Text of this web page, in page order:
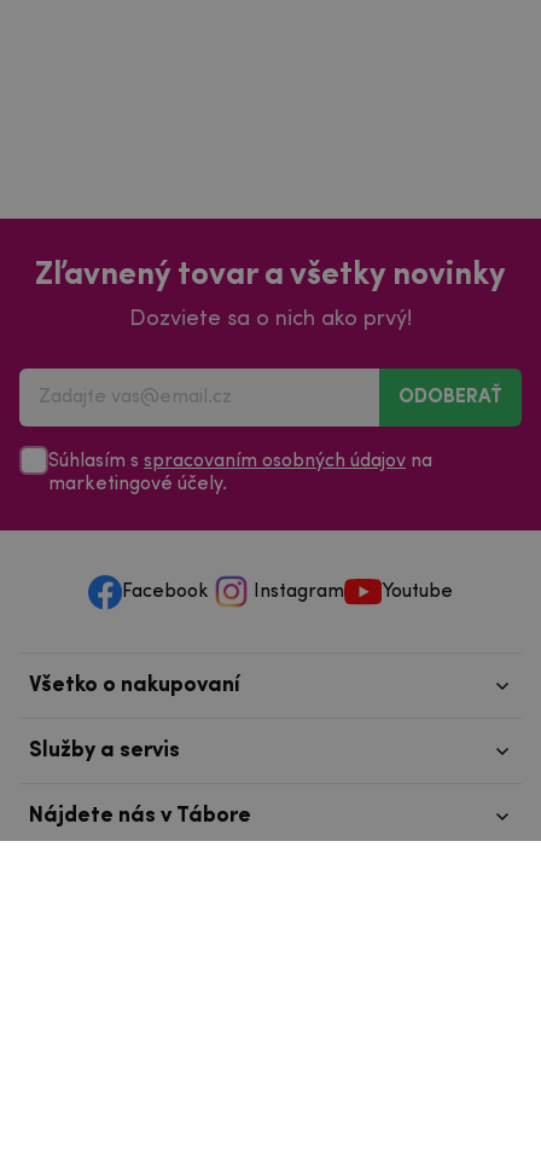
Zľavnený tovar a všetky novinky
Dozviete sa o nich ako prvý!
ODOBERAŤ
Súhlasím s spracovaním osobných údajov na
marketingové účely.
Facebook Instagram Youtube
Všetko o nakupovaní
Služby a servis
Nájdete nás v Tábore